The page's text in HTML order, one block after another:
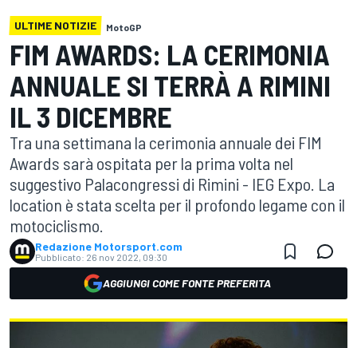
ULTIME NOTIZIE MotoGP
FIM AWARDS: LA CERIMONIA
ANNUALE SI TERRÀ A RIMINI
IL 3 DICEMBRE
Tra una settimana la cerimonia annuale dei FIM
Awards sarà ospitata per la prima volta nel
suggestivo Palacongressi di Rimini - IEG Expo. La
location è stata scelta per il profondo legame con il
motociclismo.
Redazione Motorsport.com
Pubblicato: 26 nov 2022, 09:30
AGGIUNGI COME FONTE PREFERITA